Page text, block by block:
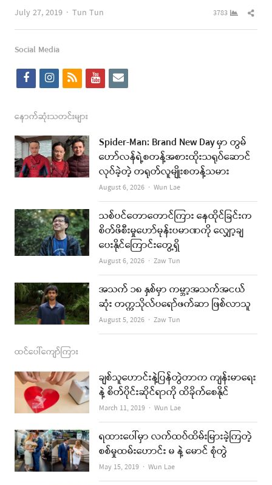
July 27, 2019
Author
Tun Tun 3783
Social Media
f
c
e
b
o
k
i
s
t
a
g
a
m
r
s
y
t
u
b
e
e
i
l
နောက်ဆုံးသတင်းများ
Spider-Man: Brand New Day မှာ တွမ်
ဟော်လန်ရဲ့စတန့်အစားထိုးသရုပ်ဆောင်
လုပ်ခဲ့တဲ့ တရုတ်လူမျိုးစတန့်သမား
August 6, 2026 Author
Wun Lae
သစ်ပင်တောတောင်ကြား နေထိုင်ခြင်းက
စိတ်ဖိစီးမှုဟော်မုန်းပမာဏကို လျှော့ချ
ပေးနိုင်ကြောင်းတွေ့ရှိ
August 6, 2026 Author
Zaw Tun
အသက် ၁၈ နှစ်မှာ ကမ္ဘာ့အသက်အငယ်
ဆုံး တက္ကသိုလ်ပရော်ဖက်ဆာ ဖြစ်လာသူ
August 5, 2026 Author
Zaw Tun
ထင်ပေါ်ကျော်ကြား
ချစ်သူဟောင်းနဲ့ပြန်တွဲတာက ကျန်းမာရေး
နဲ့ စိတ်ပိုင်းဆိုင်ရာကို ထိခိုက်စေနိုင်
March 11, 2019 Author
Wun Lae
ရထားပေါ်မှာ လက်ထပ်ထိမ်းမြားခဲ့ကြတဲ့
စစ်မှုထမ်းဟောင်း မ နဲ့ မောင် စုံတွဲ
May 15, 2019 Author
Wun Lae